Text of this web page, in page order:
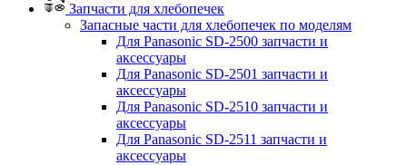
Запчасти для хлебопечек
Запасные части для хлебопечек по моделям
Для Panasonic SD-2500 запчасти и
аксессуары
Для Panasonic SD-2501 запчасти и
аксессуары
Для Panasonic SD-2510 запчасти и
аксессуары
Для Panasonic SD-2511 запчасти и
аксессуары